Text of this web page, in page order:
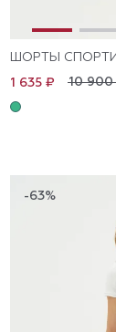
ШОРТЫ
10 900
1 635 ₽
-63%